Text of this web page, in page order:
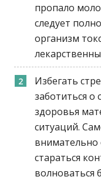
пропало
следует
организм
Избегать
заботиться о
здоровья
ситуаций.
внимательно
стараться
волноваться